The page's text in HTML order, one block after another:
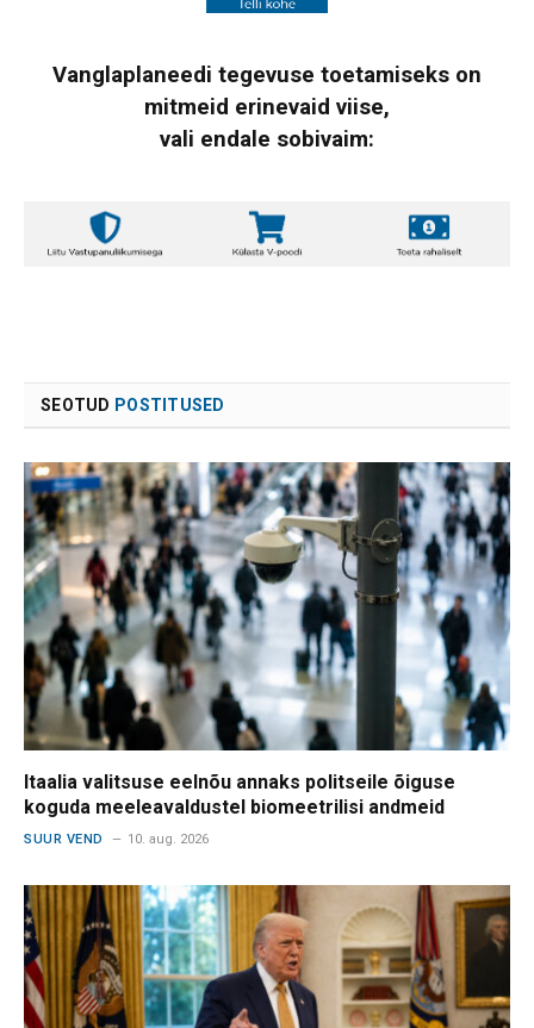
Vanglaplaneedi tegevuse toetamiseks on
mitmeid erinevaid viise,
vali endale sobivaim:
SEOTUD POSTITUSED
Itaalia valitsuse eelnõu annaks politseile õiguse
koguda meeleavaldustel biomeetrilisi andmeid
SUUR VEND 10. aug. 2026